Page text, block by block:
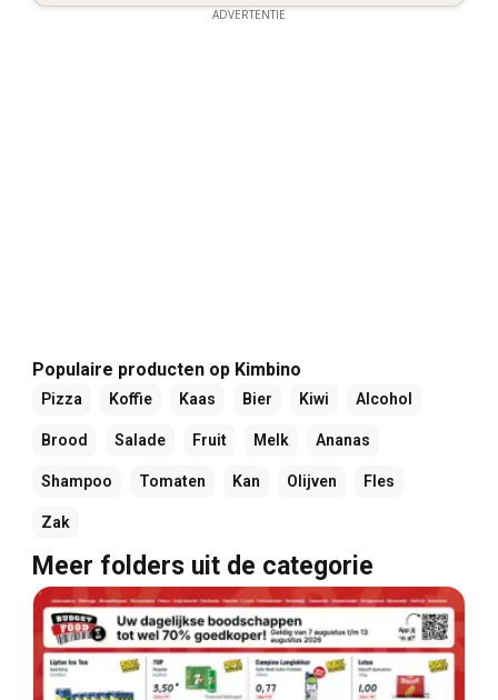
ADVERTENTIE
Populaire producten op Kimbino
Pizza Koffie Kaas Bier Kiwi Alcohol
Brood Salade Fruit Melk Ananas
Shampoo Tomaten Kan Olijven Fles
Zak
Meer folders uit de categorie